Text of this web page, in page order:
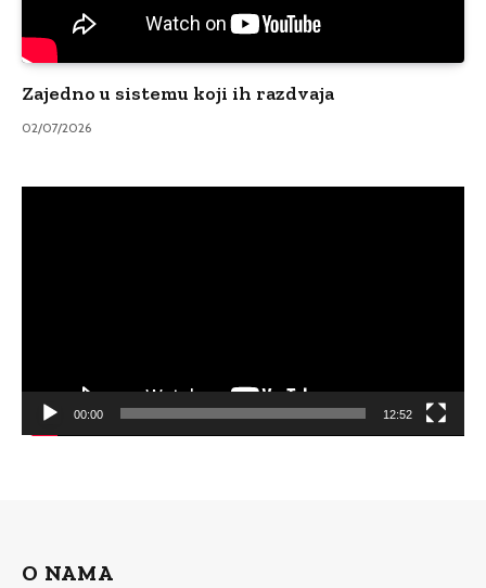
Zajedno u sistemu koji ih razdvaja
02/07/2026
00:00 12:52
O NAMA